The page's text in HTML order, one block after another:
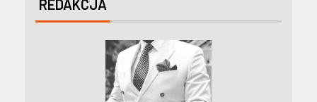
REDAKCJA